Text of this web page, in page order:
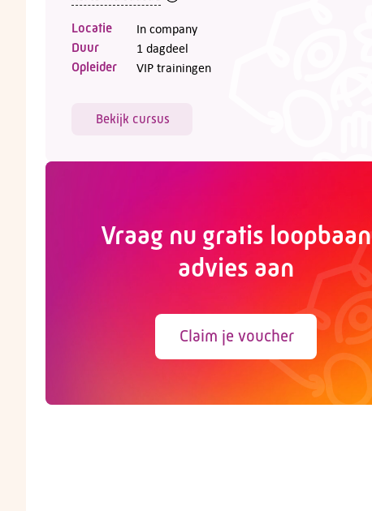
Locatie In company
Duur 1 dagdeel
Opleider VIP trainingen
Bekijk cursus
Vraag nu gratis loopbaan
advies aan
Claim je voucher